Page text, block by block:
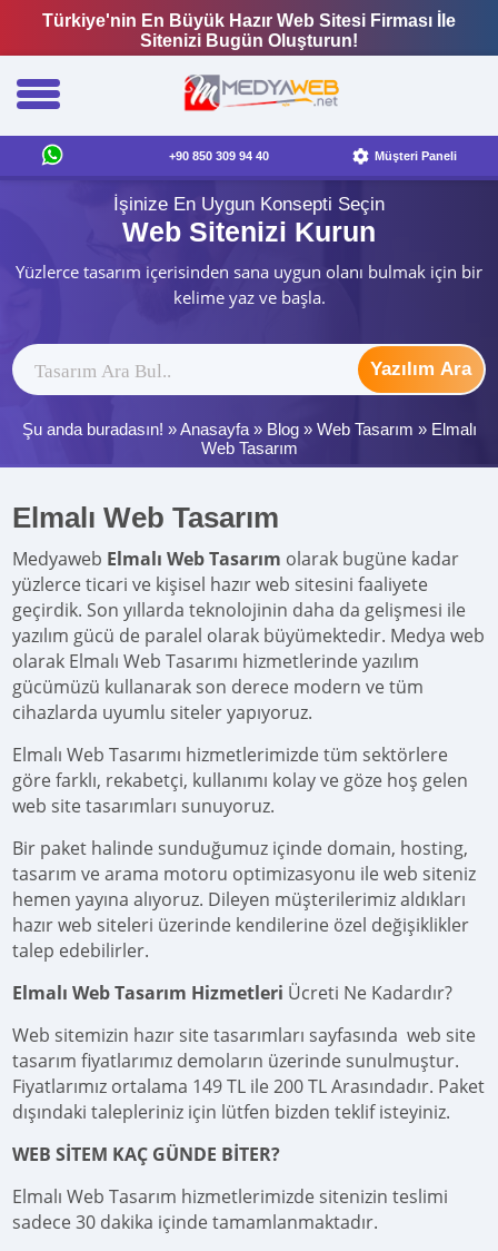
Türkiye'nin En Büyük Hazır Web Sitesi Firması İle
Sitenizi Bugün Oluşturun!
+90 850 309 94 40 Müşteri Paneli
İşinize En Uygun Konsepti Seçin
Web Sitenizi Kurun
Yüzlerce tasarım içerisinden sana uygun olanı bulmak için bir
kelime yaz ve başla.
Yazılım Ara
Şu anda buradasın! »Anasayfa» Blog» Web Tasarım » Elmalı
Web Tasarım
Elmalı Web Tasarım
Medyaweb Elmalı Web Tasarım olarak bugüne kadar
yüzlerce ticari ve kişisel hazır web sitesini faaliyete
geçirdik. Son yıllarda teknolojinin daha da gelişmesi ile
yazılım gücü de paralel olarak büyümektedir. Medya web
olarak Elmalı Web Tasarımı hizmetlerinde yazılım
gücümüzü kullanarak son derece modern ve tüm
cihazlarda uyumlu siteler yapıyoruz.
Elmalı Web Tasarımı hizmetlerimizde tüm sektörlere
göre farklı, rekabetçi, kullanımı kolay ve göze hoş gelen
web site tasarımları sunuyoruz.
Bir paket halinde sunduğumuz içinde domain, hosting,
tasarım ve arama motoru optimizasyonu ile web siteniz
hemen yayına alıyoruz. Dileyen müşterilerimiz aldıkları
hazır web siteleri üzerinde kendilerine özel değişiklikler
talep edebilirler.
Elmalı Web Tasarım Hizmetleri Ücreti Ne Kadardır?
Web sitemizin hazır site tasarımları sayfasında web site
tasarım fiyatlarımız demoların üzerinde sunulmuştur.
Fiyatlarımız ortalama 149 TL ile 200 TL Arasındadır. Paket
dışındaki talepleriniz için lütfen bizden teklif isteyiniz.
WEB SİTEM KAÇ GÜNDE BİTER?
Elmalı Web Tasarım hizmetlerimizde sitenizin teslimi
sadece 30 dakika içinde tamamlanmaktadır.